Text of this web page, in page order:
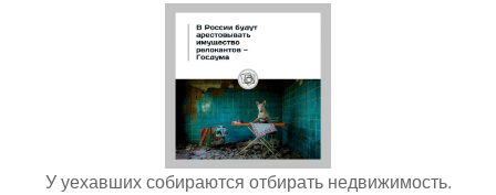
У уехавших собираются отбирать недвижимость.